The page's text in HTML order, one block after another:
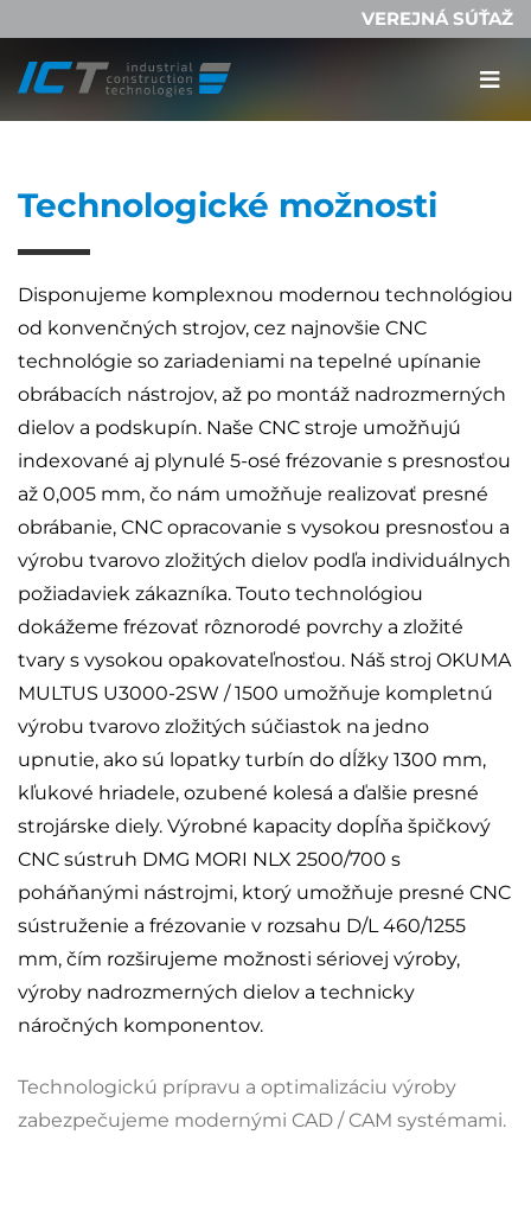
VEREJNÁ SÚŤAŽ
Technologické možnosti
Disponujeme komplexnou modernou technológiou
od konvenčných strojov, cez najnovšie CNC
technológie so zariadeniami na tepelné upínanie
obrábacích nástrojov, až po montáž nadrozmerných
dielov a podskupín. Naše CNC stroje umožňujú
indexované aj plynulé 5-osé frézovanie s presnosťou
až 0,005 mm, čo nám umožňuje realizovať presné
obrábanie, CNC opracovanie s vysokou presnosťou a
výrobu tvarovo zložitých dielov podľa individuálnych
požiadaviek zákazníka. Touto technológiou
dokážeme frézovať rôznorodé povrchy a zložité
tvary s vysokou opakovateľnosťou. Náš stroj OKUMA
MULTUS U3000-2SW / 1500 umožňuje kompletnú
výrobu tvarovo zložitých súčiastok na jedno
upnutie, ako sú lopatky turbín do dĺžky 1300 mm,
kľukové hriadele, ozubené kolesá a ďalšie presné
strojárske diely. Výrobné kapacity dopĺňa špičkový
CNC sústruh DMG MORI NLX 2500/700 s
poháňanými nástrojmi, ktorý umožňuje presné CNC
sústruženie a frézovanie v rozsahu D/L 460/1255
mm, čím rozširujeme možnosti sériovej výroby,
výroby nadrozmerných dielov a technicky
náročných komponentov.
Technologickú prípravu a optimalizáciu výroby
zabezpečujeme modernými CAD / CAM systémami.